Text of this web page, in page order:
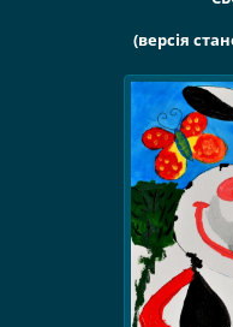
(версія